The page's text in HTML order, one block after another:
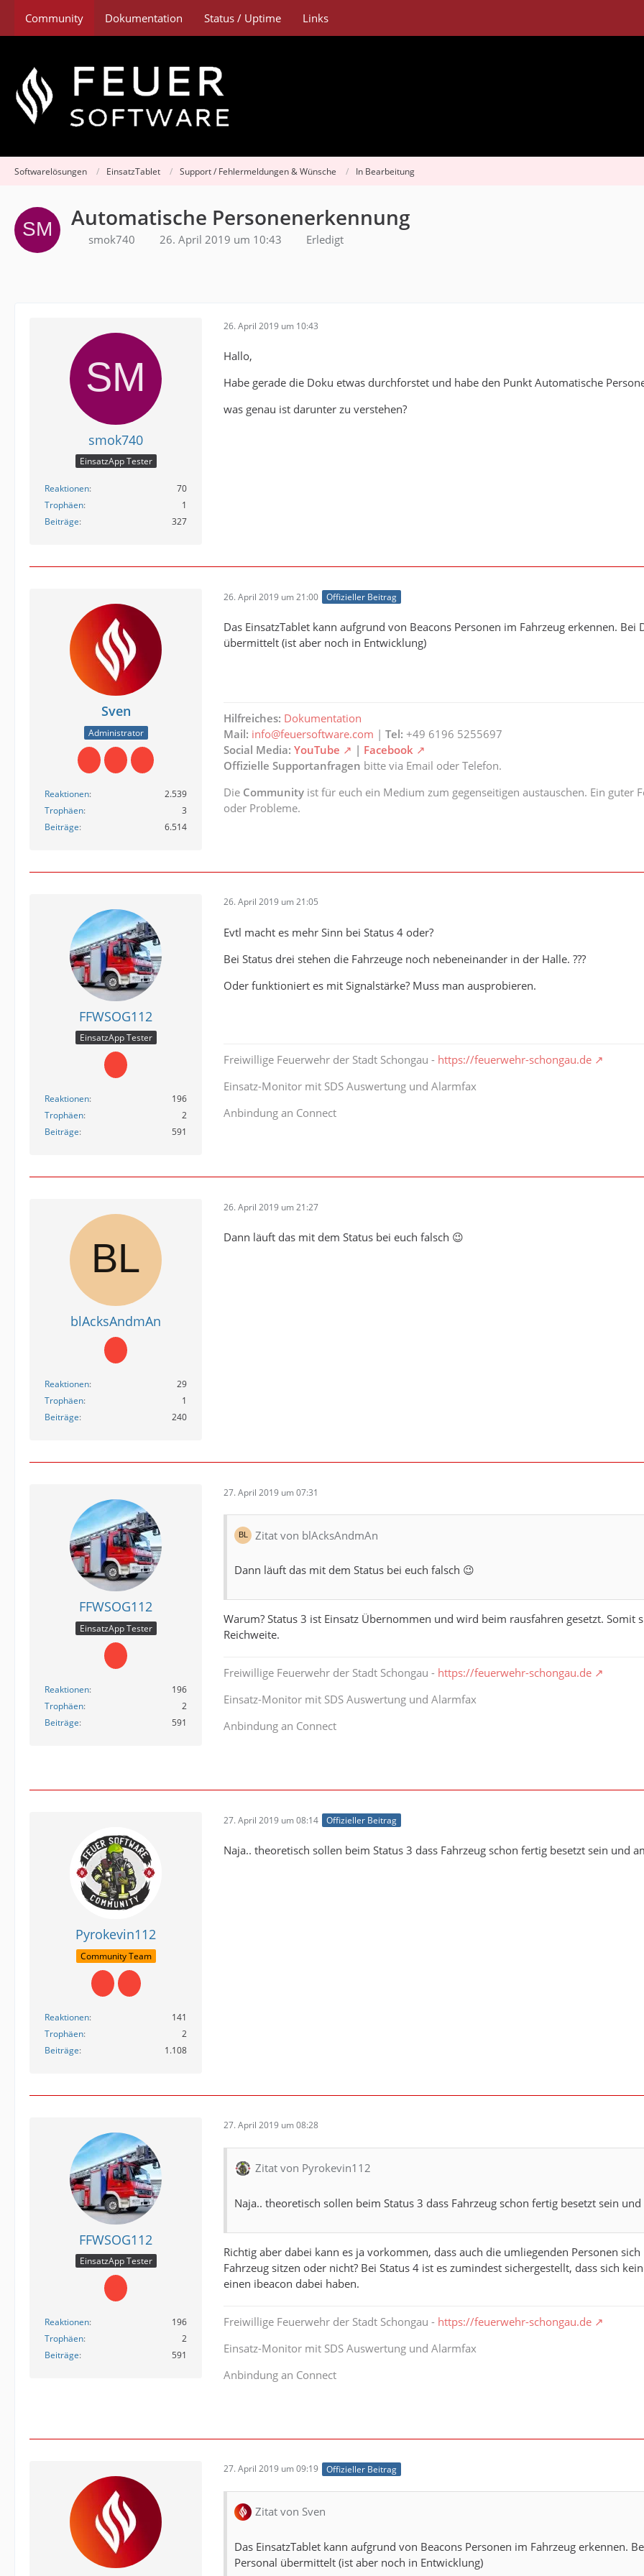
Community Dokumentation Status / Uptime Links
Softwarelösungen EinsatzTablet Support / Fehlermeldungen & Wünsche In Bearbeitung
Automatische Personenerkennung
smok740 26. April 2019 um 10:43 Erledigt
smok740
EinsatzApp Tester
Reaktionen
70
Trophäen
1
Beiträge
327
26. April 2019 um 10:43
Hallo,
Habe gerade die Doku etwas durchforstet und habe den Punkt Automatische
was genau ist darunter zu verstehen?
Sven
Administrator
Reaktionen
2.539
Trophäen
3
Beiträge
6.514
26. April 2019 um 21:00 Offizieller Beitrag
Das EinsatzTablet kann aufgrund von Beacons Personen im Fahrzeug erkennen.
übermittelt (ist aber noch in Entwicklung)
Hilfreiches: Dokumentation
Mail: info@feuersoftware.com | Tel: +49 6196 5255697
Social Media: YouTube | Facebook
Offizielle Supportanfragen bitte via Email oder Telefon.
Die Community ist für euch ein Medium zum gegenseitigen austauschen. Ein guter
oder Probleme.
FFWSOG112
EinsatzApp Tester
Reaktionen
196
Trophäen
2
Beiträge
591
26. April 2019 um 21:05
Evtl macht es mehr Sinn bei Status 4 oder?
Bei Status drei stehen die Fahrzeuge noch nebeneinander in der Halle. ???
Oder funktioniert es mit Signalstärke? Muss man ausprobieren.
Freiwillige Feuerwehr der Stadt Schongau - https://feuerwehr-schongau.de
Einsatz-Monitor mit SDS Auswertung und Alarmfax
Anbindung an Connect
blAcksAndmAn
Reaktionen
29
Trophäen
1
Beiträge
240
26. April 2019 um 21:27
Dann läuft das mit dem Status bei euch falsch 😉
FFWSOG112
EinsatzApp Tester
Reaktionen
196
Trophäen
2
Beiträge
591
27. April 2019 um 07:31
Zitat von blAcksAndmAn
Dann läuft das mit dem Status bei euch falsch 😉
Warum? Status 3 ist Einsatz Übernommen und wird beim rausfahren gesetzt. Somit
Reichweite.
Freiwillige Feuerwehr der Stadt Schongau - https://feuerwehr-schongau.de
Einsatz-Monitor mit SDS Auswertung und Alarmfax
Anbindung an Connect
Pyrokevin112
Community Team
Reaktionen
141
Trophäen
2
Beiträge
1.108
27. April 2019 um 08:14 Offizieller Beitrag
Naja.. theoretisch sollen beim Status 3 dass Fahrzeug schon fertig besetzt sein und
FFWSOG112
EinsatzApp Tester
Reaktionen
196
Trophäen
2
Beiträge
591
27. April 2019 um 08:28
Zitat von Pyrokevin112
Naja.. theoretisch sollen beim Status 3 dass Fahrzeug schon fertig besetzt sein
Richtig aber dabei kann es ja vorkommen, dass auch die umliegenden Personen
Fahrzeug sitzen oder nicht? Bei Status 4 ist es zumindest sichergestellt, dass sich
einen ibeacon dabei haben.
Freiwillige Feuerwehr der Stadt Schongau - https://feuerwehr-schongau.de
Einsatz-Monitor mit SDS Auswertung und Alarmfax
Anbindung an Connect
27. April 2019 um 09:19 Offizieller Beitrag
Zitat von Sven
Das EinsatzTablet kann aufgrund von Beacons Personen im Fahrzeug erkennen.
Personal übermittelt (ist aber noch in Entwicklung)